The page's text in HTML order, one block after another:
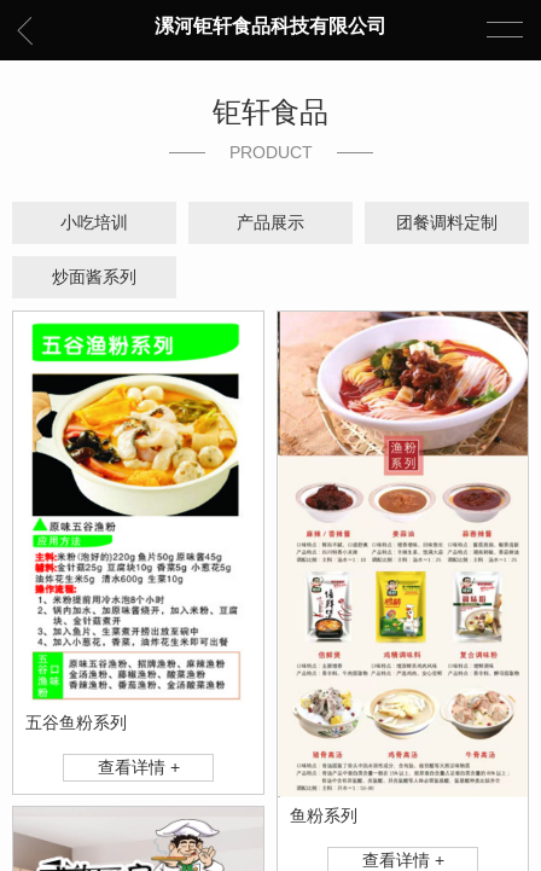
漯河钜轩食品科技有限公司
钜轩食品
PRODUCT
小吃培训 产品展示 团餐调料定制
炒面酱系列
五谷鱼粉系列
查看详情 +
鱼粉系列
查看详情 +